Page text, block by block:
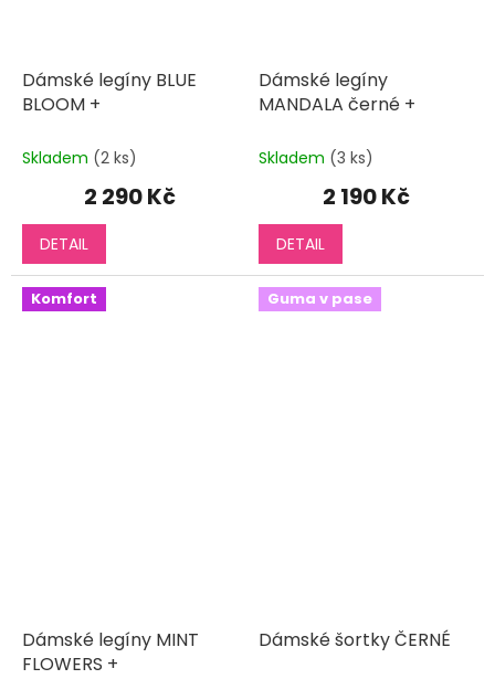
Dámské legíny BLUE
BLOOM +
Skladem (2 ks)
2 290 Kč
DETAIL
Dámské legíny
MANDALA černé +
Skladem (3 ks)
2 190 Kč
DETAIL
Komfort
Dámské legíny MINT
FLOWERS +
Guma v pase
Dámské šortky ČERNÉ